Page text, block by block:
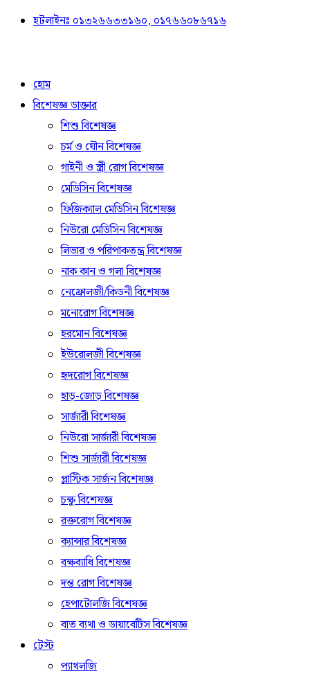
হটলাইনঃ ০১৩২৬৬৩৩১৬০, ০১৭৬৬০৮৬৭১৬
হোম
বিশেষজ্ঞ ডাক্তার
শিশু বিশেষজ্ঞ
চর্ম ও যৌন বিশেষজ্ঞ
গাইনী ও স্ত্রী রোগ বিশেষজ্ঞ
মেডিসিন বিশেষজ্ঞ
ফিজিক্যাল মেডিসিন বিশেষজ্ঞ
নিউরো মেডিসিন বিশেষজ্ঞ
লিভার ও পরিপাকতন্ত্র বিশেষজ্ঞ
নাক কান ও গলা বিশেষজ্ঞ
নেফ্রোলজী/কিডনী বিশেষজ্ঞ
মনোরোগ বিশেষজ্ঞ
হরমোন বিশেষজ্ঞ
ইউরোলজী বিশেষজ্ঞ
হৃদরোগ বিশেষজ্ঞ
হাড়-জোড় বিশেষজ্ঞ
সার্জারী বিশেষজ্ঞ
নিউরো সার্জারী বিশেষজ্ঞ
শিশু সার্জারী বিশেষজ্ঞ
প্লাস্টিক সার্জন বিশেষজ্ঞ
চক্ষু বিশেষজ্ঞ
রক্তরোগ বিশেষজ্ঞ
ক্যান্সার বিশেষজ্ঞ
বক্ষব্যাধি বিশেষজ্ঞ
দন্ত রোগ বিশেষজ্ঞ
হেপাটোলজি বিশেষজ্ঞ
বাত ব্যথা ও ডায়াবেটিস বিশেষজ্ঞ
টেস্ট
প্যাথলজি